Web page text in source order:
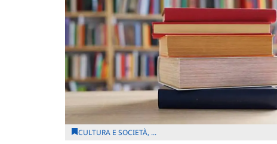
CULTURA E SOCIETÀ, ...